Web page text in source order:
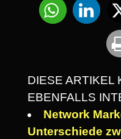
DIESE ARTIKEL
EBENFALLS
Network
Unterschiede